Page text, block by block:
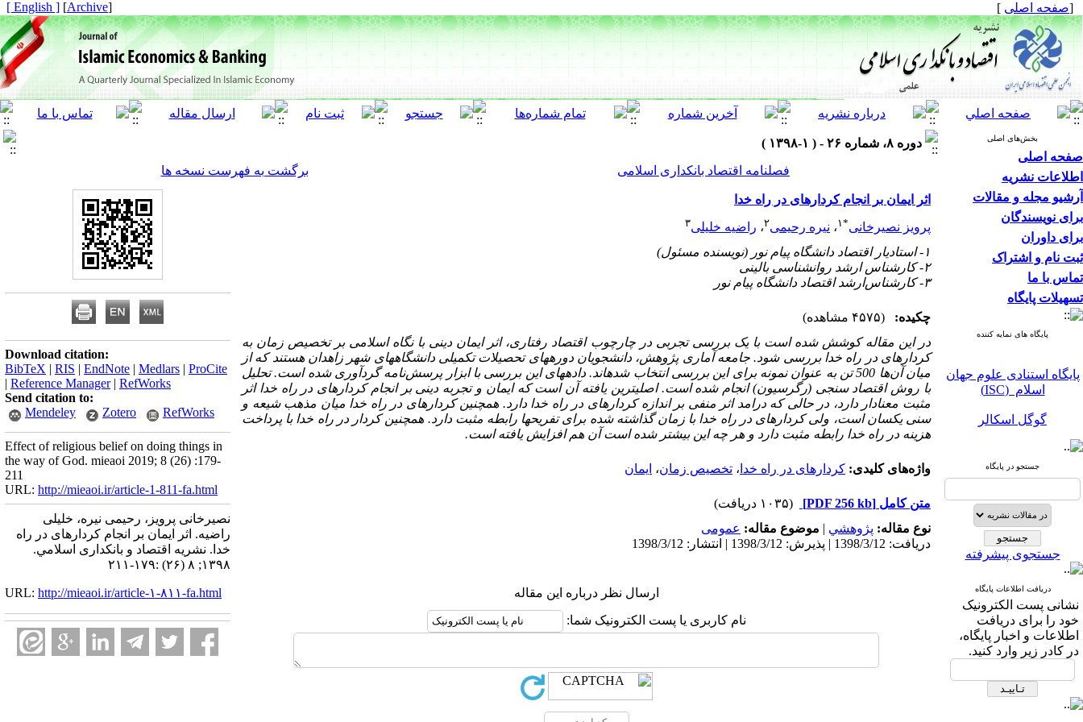
[صفحه اصلی ]
[
Archive
]
[ English ]
بخش‌های اصلی
صفحه اصلی
اطلاعات نشریه
آرشیو مجله و مقالات
برای نویسندگان
برای داوران
ثبت نام و اشتراک
تماس با ما
تسهیلات پایگاه
پایگاه های نمایه کننده
پایگاه استنادی علوم جهان
اسلام (ISC)
گوگل اسکالر
نورمگز
سیویلیکا
پایگاه استنادی علوم جهان
اسلام (ISC)
مگ ایران
جستجو در پایگاه
جستجوی پیشرفته
دریافت اطلاعات پایگاه
نشانی پست الکترونیک
خود را برای دریافت
اطلاعات و اخبار پایگاه،
در کادر زیر وارد کنید.
دوره ۸، شماره ۲۶ - ( ۱-۱۳۹۸ )
فصلنامه اقتصاد بانکداری اسلامی
برگشت به فهرست نسخه ها
اثر ایمان بر انجام کردارهای در راه خدا
پرویز نصیر‌خانی*۱ ، نیره رحیمی۲، راضیه خلیلی۳
۱- استادیار اقتصاد دانشگاه پیام نور (نویسنده مسئول)
۲- کارشناس ارشد روانشناسی بالینی
۳- کارشناس‌ارشد اقتصاد دانشگاه پیام‌ نور
چکیده:
(۴۵۷۵ مشاهده)
در این مقاله کوشش شده است با یک بررسی تجربی در چارچوب اقتصاد رفتاری، اثر ایمان دینی با نگاه اسلامی بر تخصیص زمان به
کردار­های در راه خدا بررسی شود. جامعه آماری پژوهش، دانشجویان دوره­های تحصیلات تکمیلی دانشگاه­های شهر زاهدان هستند که از
میان آنها 500 تن به عنوان نمونه برای این بررسی انتخاب شده­اند. داده­های این بررسی با ابزار پرسش
نامه گرد­آوری شده­ است. تحلیل
با روش­ اقتصاد سنجی (رگرسیون) انجام شده است. اصلی­ترین یافته آن است که ایمان و تجربه دینی بر انجام کردارهای در راه خدا اثر
مثبت معنادار دارد، در حالی که درامد اثر منفی بر اندازه کردارهای در راه خدا دارد. همچنین کردارهای در راه خدا میان مذهب شیعه و
سنی یکسان است، ولی کردارهای در راه خدا با زمان گذاشته شده برای تفریح­ها رابطه مثبت دارد. همچنین کردار در راه خدا با پرداخت
هزینه در راه خدا رابطه مثبت دارد و هر چه این بیشتر شده است آن هم افزایش یافته است.
واژه‌های کلیدی: کردار‌های در راه خدا ، تخصیص زمان، ایمان
متن کامل [PDF 256 kb]
(۱۰۳۵ دریافت)
نوع مقاله: پژوهشي | موضوع مقاله: عمومى
دریافت: 1398/3/12 | پذیرش: 1398/3/12 | انتشار: 1398/3/12
ارسال نظر درباره این مقاله
نام کاربری یا پست الکترونیک شما:
Download citation:
BibTeX | RIS | EndNote | Medlars | ProCite
| Reference Manager| RefWorks
Send citation to:
Mendeley
Zotero RefWorks
Effect of religious belief on doing things in
the way of God. mieaoi 2019; 8 (26) :179-
211
URL: http://mieaoi.ir/article-1-811-fa.html
نصیر‌خانی پرویز، رحیمی نیره، خلیلی
راضیه. اثر ایمان بر انجام کردارهای در راه
خدا. نشریه اقتصاد و بانکداری اسلامي.
۱۳۹۸; ۸ (۲۶) :۱۷۹-۲۱۱
URL: http://mieaoi.ir/article-۱-۸۱۱-fa.html